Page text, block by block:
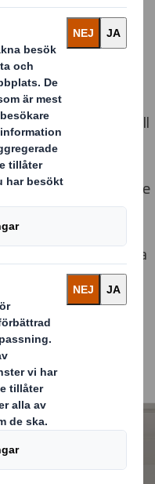
ligger Vandalorum,
likt den
Här möts
och design. För
sedan Bruno
Vandalorum fram till
med de
och
sedan det började
välrenommerade
de podier och andra
i svagt rosa och som
på.